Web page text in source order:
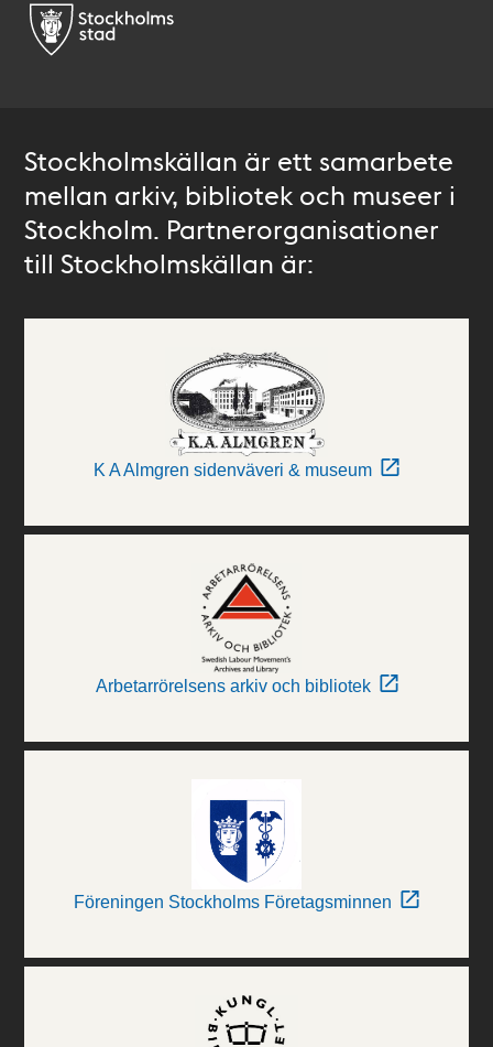
Stockholmskällan är ett samarbete
mellan arkiv, bibliotek och museer i
Stockholm. Partnerorganisationer
till Stockholmskällan är:
K A Almgren sidenväveri & museum
Arbetarrörelsens arkiv och bibliotek
Föreningen Stockholms Företagsminnen